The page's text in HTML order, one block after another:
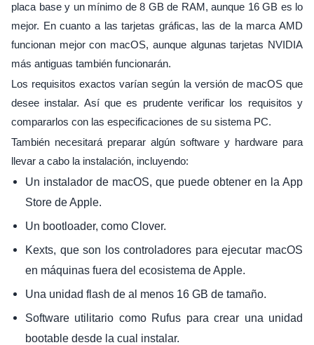
placa base y un mínimo de 8 GB de RAM, aunque 16 GB es lo
mejor. En cuanto a las tarjetas gráficas, las de la marca AMD
funcionan mejor con macOS, aunque algunas tarjetas NVIDIA
más antiguas también funcionarán.
Los requisitos exactos varían según la versión de macOS que
desee instalar. Así que es prudente verificar los requisitos y
compararlos con las especificaciones de su sistema PC.
También necesitará preparar algún software y hardware para
llevar a cabo la instalación, incluyendo:
Un instalador de macOS, que puede obtener en la App
Store de Apple.
Un bootloader, como Clover.
Kexts, que son los controladores para ejecutar macOS
en máquinas fuera del ecosistema de Apple.
Una unidad flash de al menos 16 GB de tamaño.
Software utilitario como Rufus para crear una unidad
bootable desde la cual instalar.